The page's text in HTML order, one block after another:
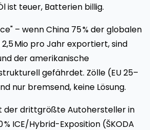
ist teuer, Batterien billig.
– wenn China 75 % der globalen
Mio pro Jahr exportiert, sind
der amerikanische
gefährdet. Zölle (EU 25–
nur bremsend, keine Lösung.
der drittgrößte Autohersteller in
% ICE/Hybrid-Exposition (ŠKODA